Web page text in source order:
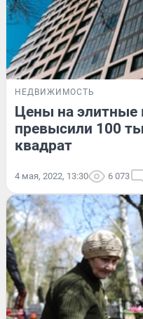
НЕДВИЖИМОСТЬ
Цены на элитные
превысили 100
квадрат
4 мая, 2022, 13:30 6 073